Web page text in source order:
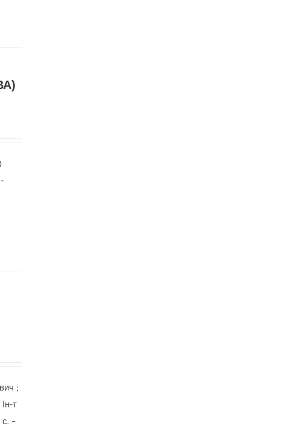
;
т
–